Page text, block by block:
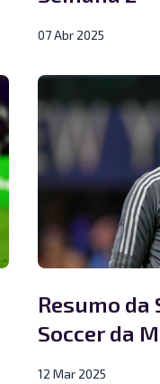
07 Abr 2025
Resumo da
Soccer da
12 Mar 2025